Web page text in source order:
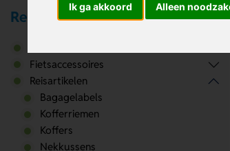
Ik ga akkoord Alleen
Reisartikelen
Fietsaccessoires
Reisartikelen
Bagagelabels
Kofferriemen
Koffers
Nekkussens